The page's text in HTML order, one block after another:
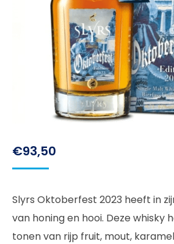
€93,50
Slyrs Oktoberfest 2023 heeft in
van honing en hooi. Deze whisky
tonen van rijp fruit, mout,